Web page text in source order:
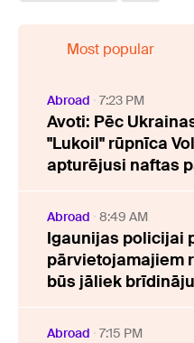
Most popular
Abroad 7:23 PM
Avoti: Pēc
"Lukoil" rūpnīca
apturējusi naftas
Abroad 8:49 AM
Igaunijas policijai
pārvietojamajiem
būs jāliek
Abroad 7:15 PM